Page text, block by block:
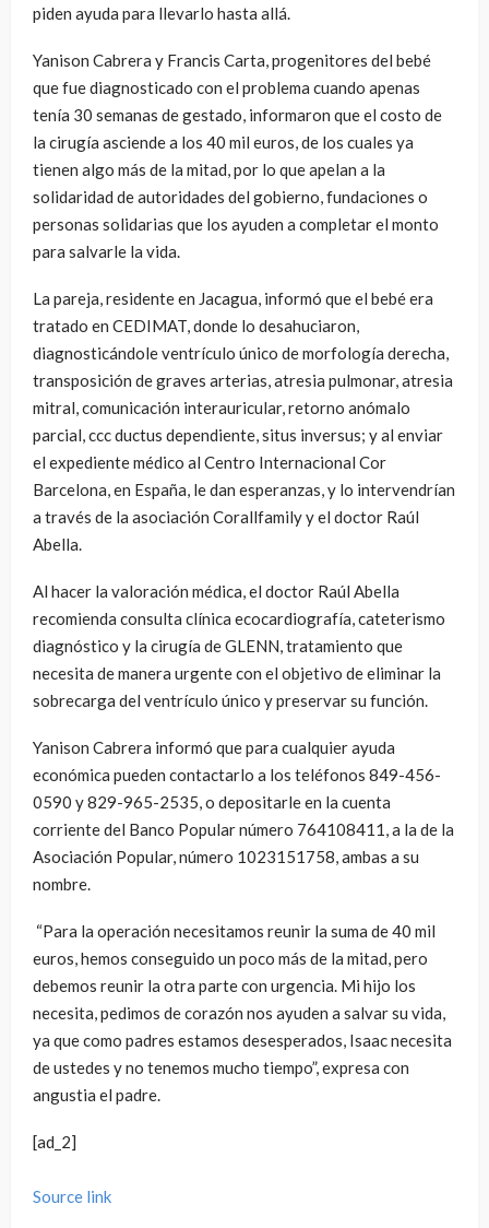
piden ayuda para llevarlo hasta allá.
Yanison Cabrera y Francis Carta, progenitores del bebé
que fue diagnosticado con el problema cuando apenas
tenía 30 semanas de gestado, informaron que el costo de
la cirugía asciende a los 40 mil euros, de los cuales ya
tienen algo más de la mitad, por lo que apelan a la
solidaridad de autoridades del gobierno, fundaciones o
personas solidarias que los ayuden a completar el monto
para salvarle la vida.
La pareja, residente en Jacagua, informó que el bebé era
tratado en CEDIMAT, donde lo desahuciaron,
diagnosticándole ventrículo único de morfología derecha,
transposición de graves arterias, atresia pulmonar, atresia
mitral, comunicación interauricular, retorno anómalo
parcial, ccc ductus dependiente, situs inversus; y al enviar
el expediente médico al Centro Internacional Cor
Barcelona, en España, le dan esperanzas, y lo intervendrían
a través de la asociación Corallfamily y el doctor Raúl
Abella.
Al hacer la valoración médica, el doctor Raúl Abella
recomienda consulta clínica ecocardiografía, cateterismo
diagnóstico y la cirugía de GLENN, tratamiento que
necesita de manera urgente con el objetivo de eliminar la
sobrecarga del ventrículo único y preservar su función.
Yanison Cabrera informó que para cualquier ayuda
económica pueden contactarlo a los teléfonos 849-456-
0590 y 829-965-2535, o depositarle en la cuenta
corriente del Banco Popular número 764108411, a la de la
Asociación Popular, número 1023151758, ambas a su
nombre.
“Para la operación necesitamos reunir la suma de 40 mil
euros, hemos conseguido un poco más de la mitad, pero
debemos reunir la otra parte con urgencia. Mi hijo los
necesita, pedimos de corazón nos ayuden a salvar su vida,
ya que como padres estamos desesperados, Isaac necesita
de ustedes y no tenemos mucho tiempo”, expresa con
angustia el padre.
[ad_2]
Source link